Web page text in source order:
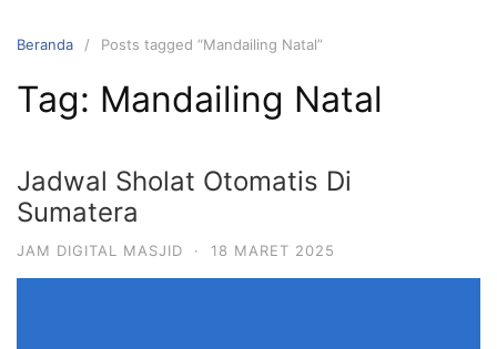
Beranda Posts tagged “Mandailing Natal”
Tag: Mandailing Natal
Jadwal Sholat Otomatis Di
Sumatera
JAM DIGITAL MASJID · 18 MARET 2025